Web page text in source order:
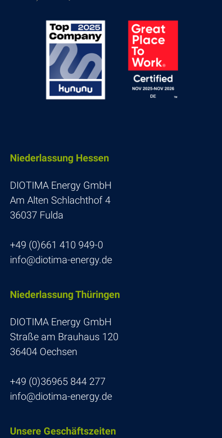
Nieder­las­sung Hessen
DIOTIMA Energy GmbH
Am Alten Schlachthof 4
36037 Fulda
+49 (0)661 410 949-0
info@diotima-energy.de
Nieder­las­sung Thüringen
DIOTIMA Energy GmbH
Straße am Brau­haus 120
36404 Oechsen
+49 (0)36965 844 277
info@diotima-energy.de
Unsere Geschäfts­zeiten